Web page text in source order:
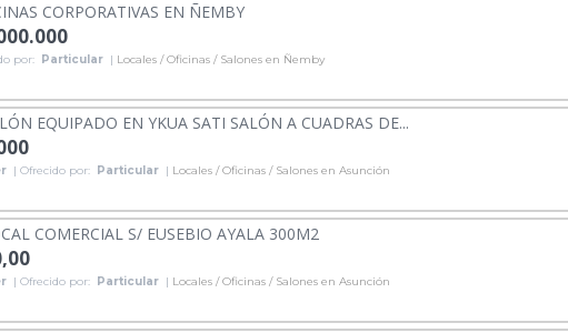
CORPORATIVAS EN ÑEMBY
por: Particular | Locales / Oficinas / Salones en Ñemby
EQUIPADO EN YKUA SATI SALÓN A CUADRAS DE...
| Ofrecido por: Particular | Locales / Oficinas / Salones en Asunción
COMERCIAL S/ EUSEBIO AYALA 300M2
| Ofrecido por: Particular | Locales / Oficinas / Salones en Asunción